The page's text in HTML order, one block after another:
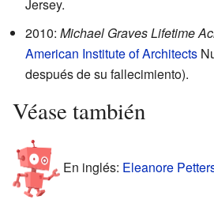
Jersey.
2010: Michael Graves Lifetime
American Institute of Architects
después de su fallecimiento).
Véase también
En inglés: Eleanore